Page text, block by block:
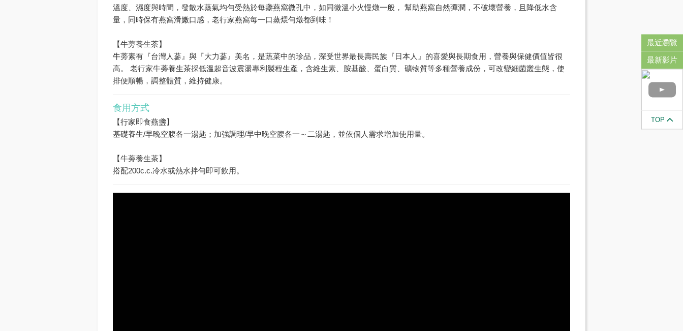
溫度、濕度與時間，發散水蒸氣均勻受熱於每盞燕窩微孔中，如同微溫小火慢燉一般， 幫助燕窩自然彈潤，不破壞營養，且降低水含
量，同時保有燕窩滑嫩口感，老行家燕窩每一口蒸煨勻燉都到味！
【牛蒡養生茶】
牛蒡素有『台灣人蔘』與『大力蔘』美名，是蔬菜中的珍品，深受世界最長壽民族『日本人』的喜愛與長期食用，營養與保健價值皆很
高。 老行家牛蒡養生茶採低溫超音波震盪專利製程生產，含維生素、胺基酸、蛋白質、礦物質等多種營養成份，可改變細菌叢生態，使
排便順暢，調整體質，維持健康。
食用方式
【行家即食燕盞】
基礎養生/早晚空腹各一湯匙；加強調理/早中晚空腹各一～二湯匙，並依個人需求增加使用量。
【牛蒡養生茶】
搭配200c.c.冷水或熱水拌勻即可飲用。
最近瀏覽
最新影片
TOP